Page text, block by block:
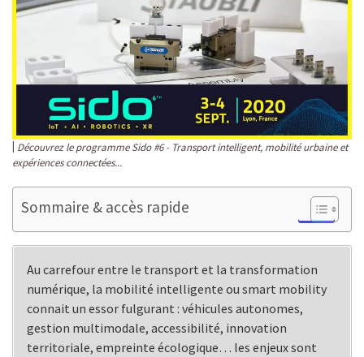
Découvrez le programme Sido #6 - Transport intelligent, mobilité urbaine et
expériences connectées...
Sommaire & accès rapide
Au carrefour entre le transport et la transformation
numérique, la mobilité intelligente ou smart mobility
connait un essor fulgurant : véhicules autonomes,
gestion multimodale, accessibilité, innovation
territoriale, empreinte écologique… les enjeux sont